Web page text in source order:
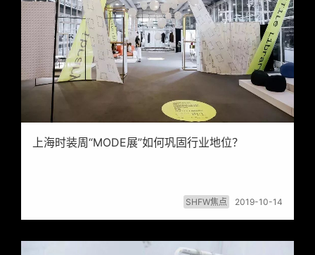
上海时装周“MODE展”如何巩固行业地位？
SHFW焦点 2019-10-14